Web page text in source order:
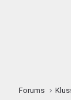
Forums